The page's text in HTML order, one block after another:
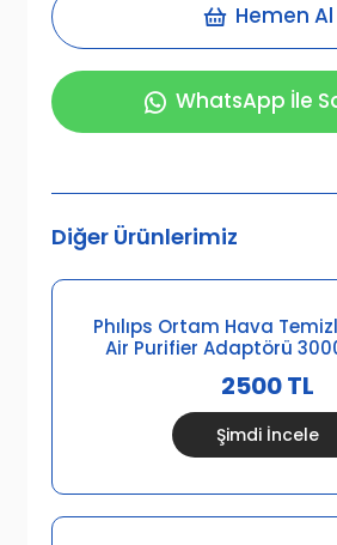
Hemen Al
WhatsApp İle
Diğer Ürünlerimiz
Phılıps Ortam Hava
Air Purifier Adaptörü
2500 TL
Şimdi İncele